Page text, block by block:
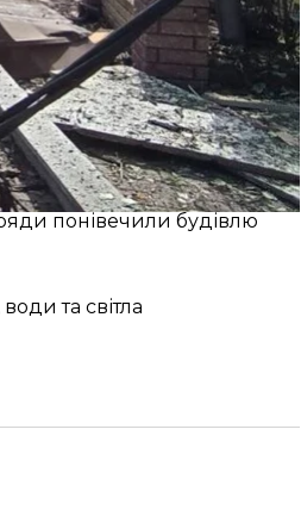
людей: п'ять жінок та двоє
атаки в громаді
понівечили будівлю
та світла